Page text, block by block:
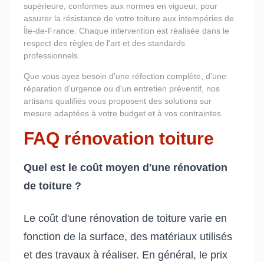
supérieure, conformes aux normes en vigueur, pour
assurer la résistance de votre toiture aux intempéries de
Île-de-France. Chaque intervention est réalisée dans le
respect des règles de l'art et des standards
professionnels.
Que vous ayez besoin d'une réfection complète, d'une
réparation d'urgence ou d'un entretien préventif, nos
artisans qualifiés vous proposent des solutions sur
mesure adaptées à votre budget et à vos contraintes.
FAQ rénovation toiture
Quel est le coût moyen d'une rénovation
de toiture ?
Le coût d'une rénovation de toiture varie en
fonction de la surface, des matériaux utilisés
et des travaux à réaliser. En général, le prix